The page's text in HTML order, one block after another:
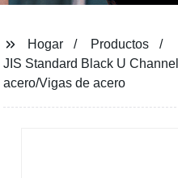
Hogar
Productos
JIS Standard Black U
acero/Vigas de acero